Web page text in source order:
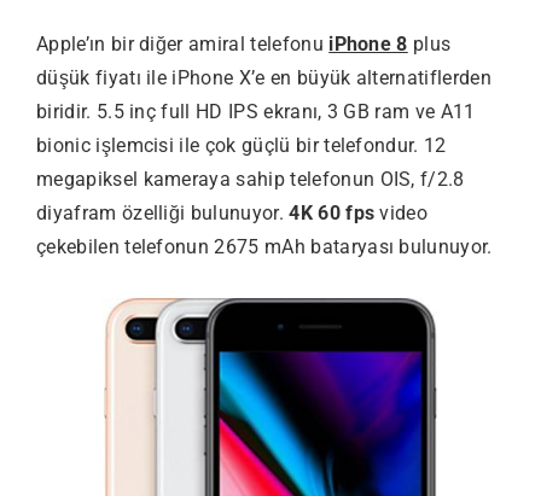
Apple’ın bir diğer amiral telefonu iPhone 8 plus
düşük fiyatı ile iPhone X’e en büyük alternatiflerden
biridir. 5.5 inç full HD IPS ekranı, 3 GB ram ve A11
bionic işlemcisi ile çok güçlü bir telefondur. 12
megapiksel kameraya sahip telefonun OIS, f/2.8
diyafram özelliği bulunuyor.4K 60 fps video
çekebilen telefonun 2675 mAh bataryası bulunuyor.